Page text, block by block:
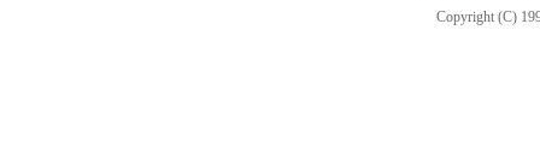
Copyright (C)